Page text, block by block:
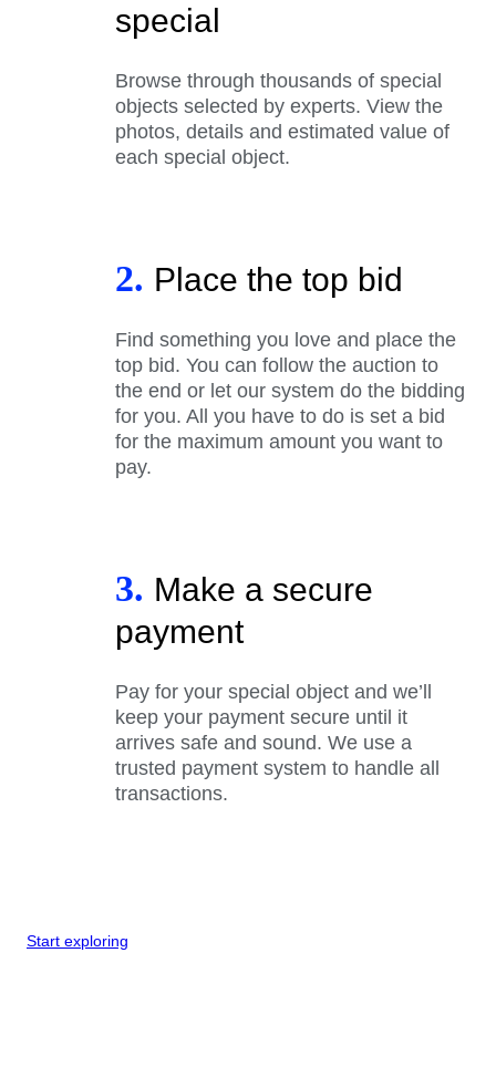
special
Browse through thousands of special
objects selected by experts. View the
photos, details and estimated value of
each special object.
2. Place the top bid
Find something you love and place the
top bid. You can follow the auction to
the end or let our system do the bidding
for you. All you have to do is set a bid
for the maximum amount you want to
pay.
3. Make a secure
payment
Pay for your special object and we’ll
keep your payment secure until it
arrives safe and sound. We use a
trusted payment system to handle all
transactions.
Start exploring